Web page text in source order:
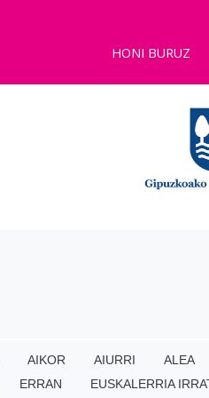
HONI BURUZ
AIKOR AIURRI ALEA
ERRAN EUSKALERRIA